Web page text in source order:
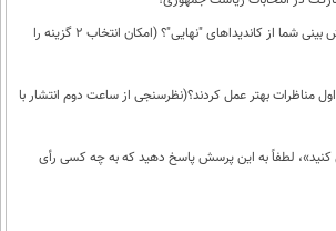
کاندیداهای "پوششی" و پیش بینی شما از کاندیداهای "نهایی"؟ (امکان انتخاب 2 گزینه را
مناظرات بهتر عمل کردند؟(نظرسنجی از ساعت دوم انتشار با
کنید»، لطفاً به این پرسش پاسخ دهید که به چه کسی رأی